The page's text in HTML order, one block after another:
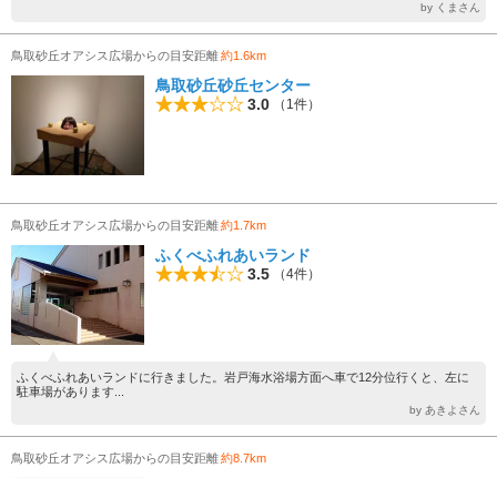
by くまさん
鳥取砂丘オアシス広場からの目安距離約1.6km
鳥取砂丘砂丘センター
3.0
（1件）
鳥取砂丘オアシス広場からの目安距離約1.7km
ふくべふれあいランド
3.5
（4件）
ふくべふれあいランドに行きました。岩戸海水浴場方面へ車で12分位行くと、左に
駐車場があります...
by あきよさん
鳥取砂丘オアシス広場からの目安距離約8.7km